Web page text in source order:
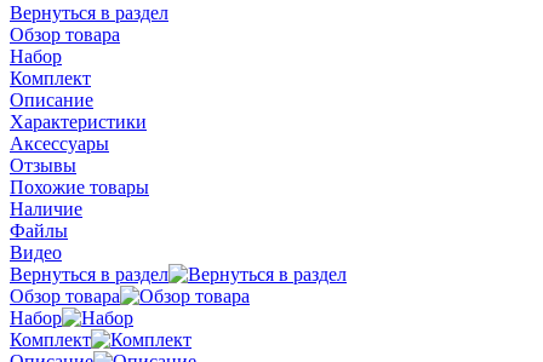
Вернуться в раздел
Обзор товара
Набор
Комплект
Описание
Характеристики
Аксессуары
Отзывы
Похожие товары
Наличие
Файлы
Видео
Вернуться в раздел
Обзор товара
Набор
Комплект